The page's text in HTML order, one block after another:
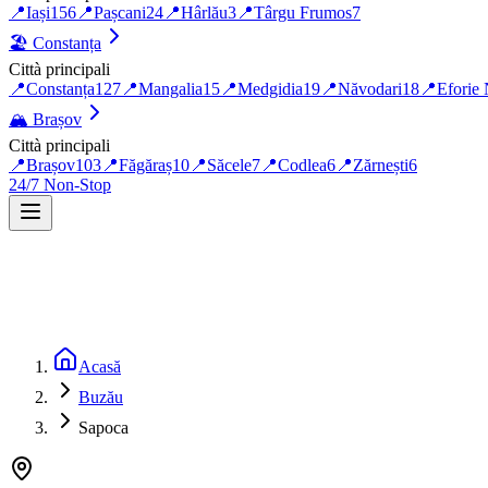
📍Iași156 📍Pașcani24 📍Hârlău3 📍Târgu Frumos7
🏖️ Constanța
Città principali
📍Constanța127 📍Mangalia15 📍Medgidia19 📍Năvodari18 📍Eforie
🏔️ Brașov
Città principali
📍Brașov103 📍Făgăraș10 📍Săcele7 📍Codlea6 📍Zărnești6
24/7 Non-Stop
Acasă
Buzău
Sapoca